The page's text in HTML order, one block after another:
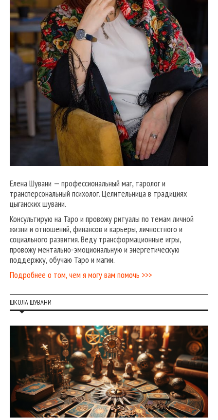
Елена Шувани — профессиональный маг, таролог и
трансперсональный психолог. Целительница в традициях
цыганских шувани.
Консультирую на Таро и провожу ритуалы по темам личной
жизни и отношений, финансов и карьеры, личностного и
социального развития. Веду трансформационные игры,
провожу ментально-эмоциональную и энергетическую
поддержку, обучаю Таро и магии.
Подробнее о том, чем я могу вам помочь >>>
ШКОЛА ШУВАНИ